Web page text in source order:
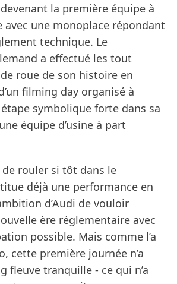
la première équipe à
avec une monoplace répondant
technique. Le
a effectué les tout
roue de son histoire en
filming day organisé à
symbolique forte dans sa
équipe d’usine à part
de rouler si tôt dans le
déjà une performance en
d’Audi de vouloir
ère réglementaire avec
possible. Mais comme l’a
cette première journée n’a
fleuve tranquille - ce qui n’a